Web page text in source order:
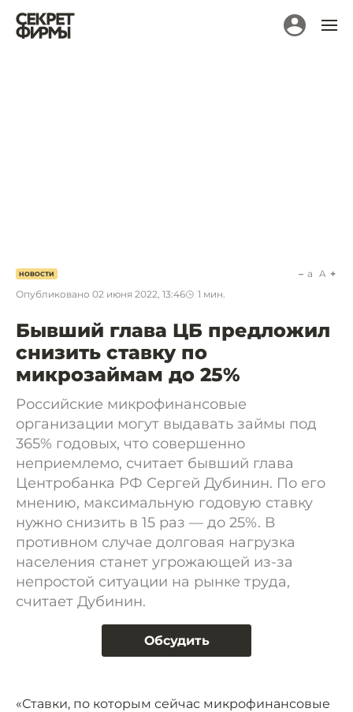
НОВОСТИ
Опубликовано 02 июня 2022, 13:46 1 мин.
a A
Бывший глава ЦБ предложил
снизить ставку по
микрозаймам до 25%
Российские микрофинансовые
организации могут выдавать займы под
365% годовых, что совершенно
неприемлемо, считает бывший глава
Центробанка РФ Сергей Дубинин. По его
мнению, максимальную годовую ставку
нужно снизить в 15 раз — до 25%. В
противном случае долговая нагрузка
населения станет угрожающей из-за
непростой ситуации на рынке труда,
считает Дубинин.
Обсудить
«Ставки, по которым сейчас микрофинансовые